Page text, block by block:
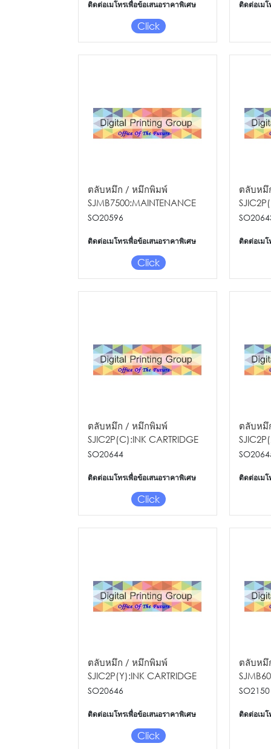
Click
ติดต่อเมโทรเพื่อข้อเสนอราคาพิเศษ ติดต่อเมโ
Click
ตลับหมึก / หมึกพิมพ์
SJMB7500:MAINTENANCE
BOX FOR TM-C7500 Se
SO20596
ติดต่อเมโทรเพื่อข้อเสนอราคาพิเศษ
ตลับห
FOR
ติดต่อเมโ
Click
ตลับหมึก / หมึกพิมพ์
SJIC2P(C):INK CARTRIDGE
FOR TM-C7510G
SO20644
ติดต่อเมโทรเพื่อข้อเสนอราคาพิเศษ
ตลับห
FOR
ติดต่อเมโ
Click
ตลับหมึก / หมึกพิมพ์
SJIC2P(Y):INK CARTRIDGE
FOR TM-C7510G
SO20646
ติดต่อเมโทรเพื่อข้อเสนอราคาพิเศษ
ตลับห
C6500/
ติดต่อเมโ